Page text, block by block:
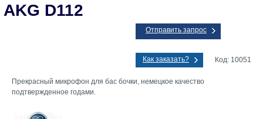
AKG D112
Отправить запрос
Как заказать? Код: 10051
Прекрасный микрофон для бас бочки, немецкое качество
подтвержденное годами.